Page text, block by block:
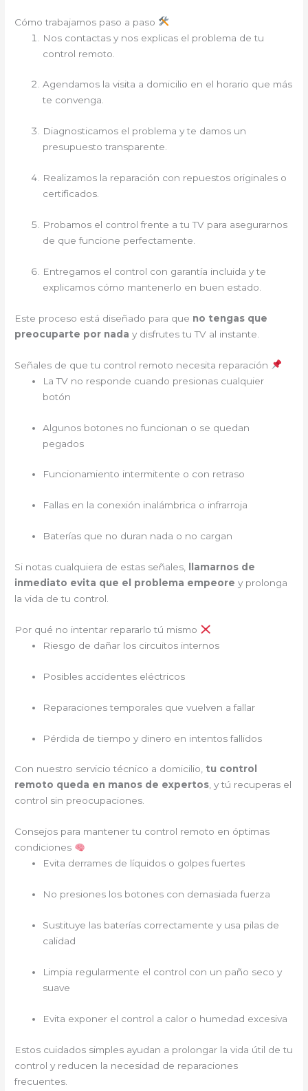
Cómo trabajamos paso a paso
Nos contactas y nos explicas el problema de tu
control remoto.
Agendamos la visita a domicilio en el horario que más
te convenga.
Diagnosticamos el problema y te damos un
presupuesto transparente.
Realizamos la reparación con repuestos originales o
certificados.
Probamos el control frente a tu TV para asegurarnos
de que funcione perfectamente.
Entregamos el control con garantía incluida y te
explicamos cómo mantenerlo en buen estado.
Este proceso está diseñado para que no tengas que
preocuparte por nada y disfrutes tu TV al instante.
Señales de que tu control remoto necesita reparación
La TV no responde cuando presionas cualquier
botón
Algunos botones no funcionan o se quedan
pegados
Funcionamiento intermitente o con retraso
Fallas en la conexión inalámbrica o infrarroja
Baterías que no duran nada o no cargan
Si notas cualquiera de estas señales,
llamarnos de
inmediato evita que el problema empeore y prolonga
la vida de tu control.
Por qué no intentar repararlo tú mismo
Riesgo de dañar los circuitos internos
Posibles accidentes eléctricos
Reparaciones temporales que vuelven a fallar
Pérdida de tiempo y dinero en intentos fallidos
Con nuestro servicio técnico a domicilio, tu control
remoto queda en manos de expertos, y tú recuperas el
control sin preocupaciones.
Consejos para mantener tu control remoto en óptimas
condiciones
Evita derrames de líquidos o golpes fuertes
No presiones los botones con demasiada fuerza
Sustituye las baterías correctamente y usa pilas de
calidad
Limpia regularmente el control con un paño seco y
suave
Evita exponer el control a calor o humedad excesiva
Estos cuidados simples ayudan a prolongar la vida útil de tu
control y reducen la necesidad de reparaciones
frecuentes.